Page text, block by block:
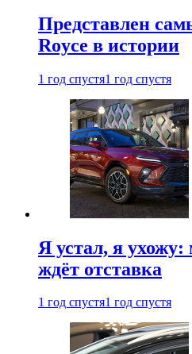
Представлен
Royce в истории
1 год спустя1 год спустя
Я устал, я
ждёт отставка
1 год спустя1 год спустя